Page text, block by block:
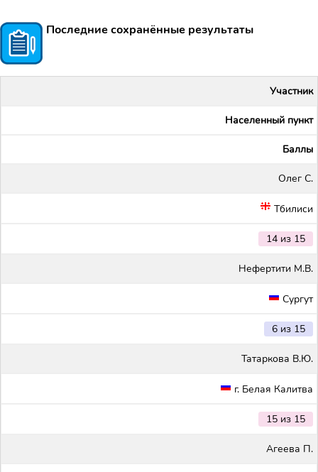
Последние сохранённые результаты
Участник
Населенный пункт
Баллы
Олег С.
Тбилиси
14 из 15
Нефертити М.В.
Сургут
6 из 15
Татаркова В.Ю.
г. Белая Калитва
15 из 15
Агеева П.